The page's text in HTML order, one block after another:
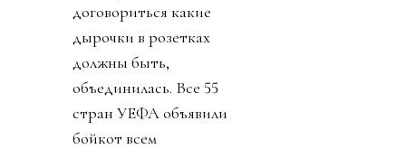
договориться какие
дырочки в розетках
должны быть,
объединилась. Все 55
стран УЕФА объявили
бойкот всем